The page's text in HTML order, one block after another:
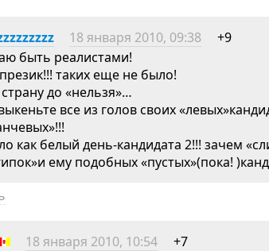
18 января 2010, 09:38
+9
быть реалистами!
таких еще не было!
до «нельзя»…
все из голов своих
как белый день-кандидата 2!!! зачем
ему подобных «пустых»(пока!
18 января 2010, 10:54
+7